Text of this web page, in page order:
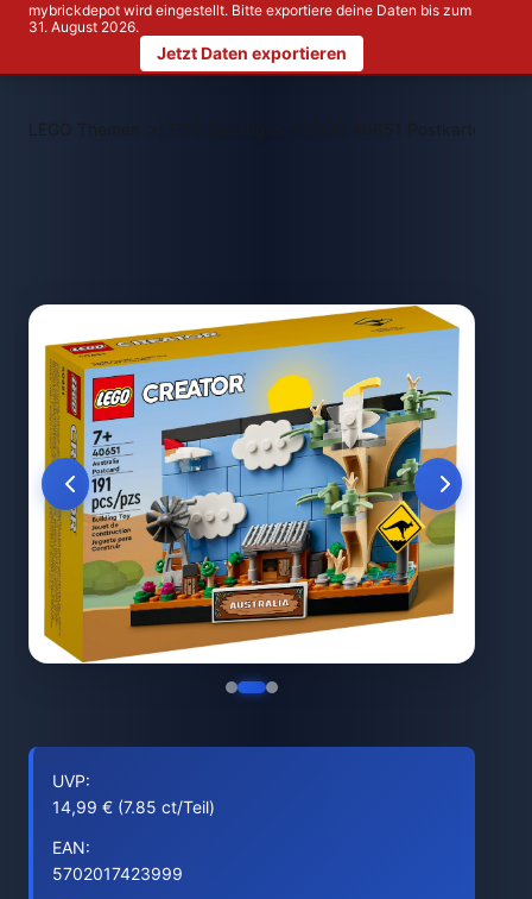
mybrickdepot wird eingestellt. Bitte exportiere deine Daten bis zum
31. August 2026.
Jetzt Daten exportieren
LEGO Themen > LEGO 40651 Postkarte aus
UVP:
14,99 € (7.85 ct/Teil)
EAN:
5702017423999